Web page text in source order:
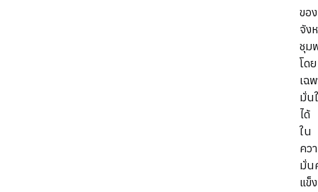
ของ
จัง
ชุม
โดย
เฉ
มั่น
ได้
ใน
คว
มั่น
แข็ง